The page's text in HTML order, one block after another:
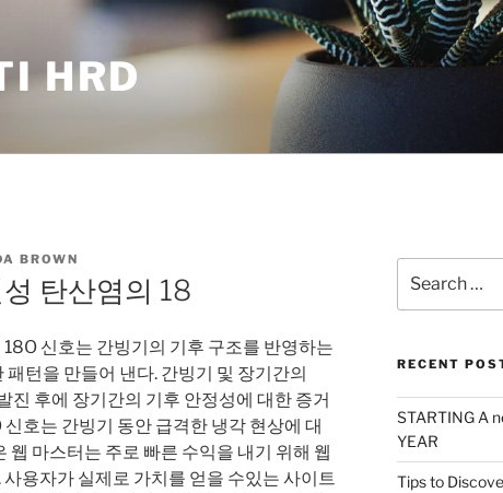
HRD
BROWN
탄산염의 18
신호는 간빙기의 기후 구조를 반영하는
턴을 만들어 낸다. 간빙기 및 장기간의
후에 장기간의 기후 안정성에 대한 증거
호는 간빙기 동안 급격한 냉각 현상에 대
웹 마스터는 주로 빠른 수익을 내기 위해 웹
용자가 실제로 가치를 얻을 수있는 사이트
for:
RECENT
STARTING A
YEAR
Tips to